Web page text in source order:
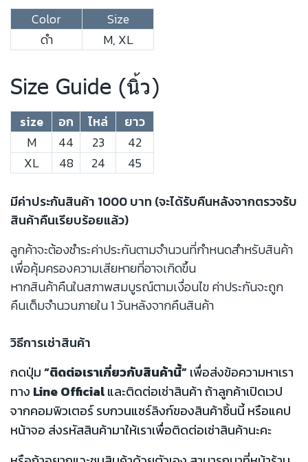
Color
Size
ดำ
M, XL
Size Guide (นิ้ว)
size อก ไหล่
ยาว
M
44 23
42
XL
48 24 45
มีค่าประกันสินค้า 1000 บาท (จะได้รับคืนหลังจากตรวจรับ
สินค้าคืนเรียบร้อยแล้ว)
ลูกค้าจะต้องชำระค่าประกันตามจำนวนที่กำหนดสำหรับสินค้า
เพื่อคุ้มครองความเสียหายที่อาจเกิดขึ้น
หากสินค้าคืนในสภาพสมบูรณ์ตามเงื่อนไข ค่าประกันจะถูก
คืนเต็มจำนวนภายใน 1 วันหลังจากคืนสินค้า
วิธีการเช่าสินค้า
กดปุ่ม“ติดต่อเราเกี่ยวกับสินค้านี้”เพื่อส่งข้อความหาเรา
ทาง Line Officialและติดต่อเช่าสินค้า ถ้าลูกค้าเปิดเวป
จากคอมพิวเตอร์ รบกวนแชร์ลิงก์ของสินค้าชิ้นนี้ หรือแคป
หน้าจอ ส่งรหัสสินค้ามาให้เราเพื่อติดต่อเช่าสินค้านะคะ